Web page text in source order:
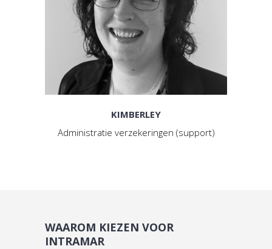
KIMBERLEY
Administratie verzekeringen (support)
WAAROM KIEZEN VOOR
INTRAMAR